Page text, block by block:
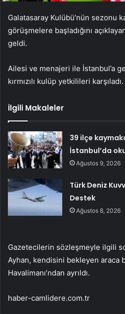
Galatasaray Kulübü’nün sezonu
görüşmelere başladığını
geldi.
Ailesi ve menajeri ile İstanbul’a
kırmızılı kulüp yetkilileri karşıladı.
İlgili Makaleler
39 ilçe
İstanbul’da
Ağustos 9, 2026
Türk Deniz
Destek
Ağustos 8, 2026
Gazetecilerin sözleşmeyle ilgili
Ayhan, kendisini bekleyen araca
Havalimanı’ndan ayrıldı.
haber-camlidere.com.tr